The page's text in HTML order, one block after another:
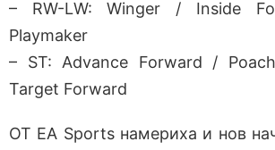
– RW-LW: Winger / Inside
Playmaker
– ST: Advance Forward /
Target Forward
ОТ EA Sports намериха и нов